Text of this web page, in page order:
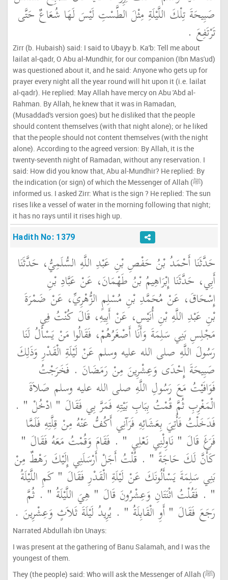
صَبِيحَةَ تِلْكَ اللَّيْلَةِ مِثْلَ الطَّسْتِ لَيْسَ لَهَا شُعَاعٌ حَتَّى
تَرْتَفِعَ ‏.‏
Zirr (b. Hubaish) said: I said to Ubayy b. Ka'b: Tell me about
lailat al-qadr, O Abu al-Mundhir, for our companion (Ibn Mas'ud)
was questioned about it, and he said: Anyone who gets up for
prayer every night all the year round will hit upon it (i.e. lailat
al-qadr). He replied: May Allah have mercy on Abu 'Abd al-
Rahman. By Allah, he knew that it was in Ramadan,
(Musaddad's version goes) but he disliked that the people
should content themselves (with that night alone); or he liked
that the people should not content themselves (with the night
alone). According to the agreed version: By Allah, it is the
twenty-seventh night of Ramadan, without any reservation. I
said: How did you know that, Abu al-Mundhir? He replied: By
the indication (or sign) of which the Messenger of Allah (ﷺ)
informed us. I asked Zirr: What is the sign ? He replied: The sun
rises like a vessel of water in the morning following that night;
it has no rays until it rises high up.
Hadith No: 1379
حَدَّثَنَا أَحْمَدُ بْنُ حَفْصِ بْنِ عَبْدِ اللَّهِ السُّلَمِيُّ، حَدَّثَنَا
أَبِي، حَدَّثَنَا إِبْرَاهِيمُ بْنُ طَهْمَانَ، عَنْ عَبَّادِ بْنِ
إِسْحَاقَ، عَنْ مُحَمَّدِ بْنِ مُسْلِمٍ الزُّهْرِيِّ، عَنْ ضَمْرَةَ
بْنِ عَبْدِ اللَّهِ بْنِ أُنَيْسٍ، عَنْ أَبِيهِ، قَالَ كُنْتُ فِي
مَجْلِسِ بَنِي سَلِمَةَ وَأَنَا أَصْغَرُهُمْ، فَقَالُوا مَنْ يَسْأَلُ لَنَا
رَسُولَ اللَّهِ صلى الله عليه وسلم عَنْ لَيْلَةِ الْقَدْرِ وَذَلِكَ
صَبِيحَةَ إِحْدَى وَعِشْرِينَ مِنْ رَمَضَانَ ‏.‏ فَخَرَجْتُ
فَوَافَيْتُ مَعَ رَسُولِ اللَّهِ صلى الله عليه وسلم صَلاَةَ
الْمَغْرِبِ ثُمَّ قُمْتُ بِبَابِ بَيْتِهِ فَمَرَّ بِي فَقَالَ ‏"‏ ادْخُلْ ‏"‏ ‏.‏
فَدَخَلْتُ فَأُتِيَ بِعَشَائِهِ فَرَآنِي أَكُفُّ عَنْهُ مِنْ قِلَّتِهِ فَلَمَّا
فَرَغَ قَالَ ‏"‏ نَاوِلْنِي نَعْلِي ‏"‏ ‏.‏ فَقَامَ وَقُمْتُ مَعَهُ فَقَالَ ‏"‏
كَأَنَّ لَكَ حَاجَةً ‏"‏ ‏.‏ قُلْتُ أَجَلْ أَرْسَلَنِي إِلَيْكَ رَهْطٌ مِنْ
بَنِي سَلِمَةَ يَسْأَلُونَكَ عَنْ لَيْلَةِ الْقَدْرِ فَقَالَ ‏"‏ كَمِ اللَّيْلَةُ
‏"‏ ‏.‏ فَقُلْتُ اثْنَتَانِ وَعِشْرُونَ قَالَ ‏"‏ هِيَ اللَّيْلَةُ ‏"‏ ‏.‏ ثُمَّ
رَجَعَ فَقَالَ ‏"‏ أَوِ الْقَابِلَةُ ‏"‏ ‏.‏ يُرِيدُ لَيْلَةَ ثَلاَثٍ وَعِشْرِينَ ‏.‏
Narrated Abdullah ibn Unays:
I was present at the gathering of Banu Salamah, and I was the
youngest of them.
They (the people) said: Who will ask the Messenger of Allah (ﷺ)